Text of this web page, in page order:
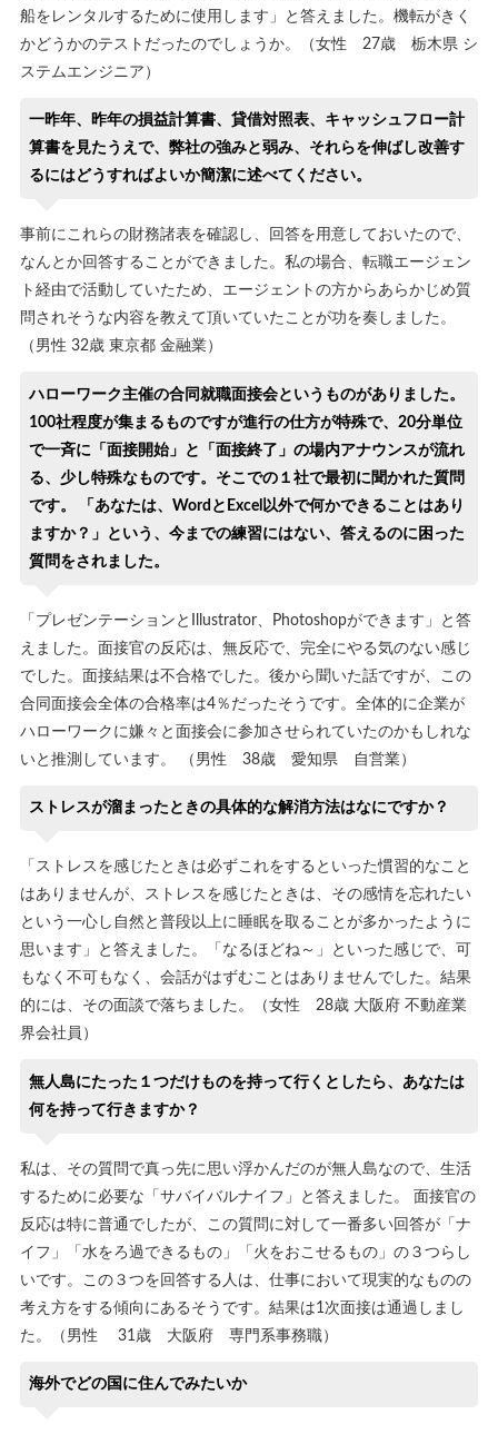
船をレンタルするために使用します」と答えました。機転がきく
かどうかのテストだったのでしょうか。（女性 27歳 栃木県 シ
ステムエンジニア）
一昨年、昨年の損益計算書、貸借対照表、キャッシュフロー計
算書を見たうえで、弊社の強みと弱み、それらを伸ばし改善す
るにはどうすればよいか簡潔に述べてください。
事前にこれらの財務諸表を確認し、回答を用意しておいたので、
なんとか回答することができました。私の場合、転職エージェン
ト経由で活動していたため、エージェントの方からあらかじめ質
問されそうな内容を教えて頂いていたことが功を奏しました。
（男性 32歳 東京都 金融業）
ハローワーク主催の合同就職面接会というものがありました。
100社程度が集まるものですが進行の仕方が特殊で、20分単位
で一斉に「面接開始」と「面接終了」の場内アナウンスが流れ
る、少し特殊なものです。そこでの１社で最初に聞かれた質問
です。 「あなたは、WordとExcel以外で何かできることはあり
ますか？」という、今までの練習にはない、答えるのに困った
質問をされました。
「プレゼンテーションとIllustrator、Photoshopができます」と答
えました。面接官の反応は、無反応で、完全にやる気のない感じ
でした。面接結果は不合格でした。後から聞いた話ですが、この
合同面接会全体の合格率は4％だったそうです。全体的に企業が
ハローワークに嫌々と面接会に参加させられていたのかもしれな
いと推測しています。 （男性 38歳 愛知県 自営業）
ストレスが溜まったときの具体的な解消方法はなにですか？
「ストレスを感じたときは必ずこれをするといった慣習的なこと
はありませんが、ストレスを感じたときは、その感情を忘れたい
という一心し自然と普段以上に睡眠を取ることが多かったように
思います」と答えました。「なるほどね～」といった感じで、可
もなく不可もなく、会話がはずむことはありませんでした。結果
的には、その面談で落ちました。（女性 28歳 大阪府 不動産業
界会社員）
無人島にたった１つだけものを持って行くとしたら、あなたは
何を持って行きますか？
私は、その質問で真っ先に思い浮かんだのが無人島なので、生活
するために必要な「サバイバルナイフ」と答えました。 面接官の
反応は特に普通でしたが、この質問に対して一番多い回答が「ナ
イフ」「水をろ過できるもの」「火をおこせるもの」の３つらし
いです。この３つを回答する人は、仕事において現実的なものの
考え方をする傾向にあるそうです。結果は1次面接は通過しまし
た。（男性 31歳 大阪府 専門系事務職）
海外でどの国に住んでみたいか